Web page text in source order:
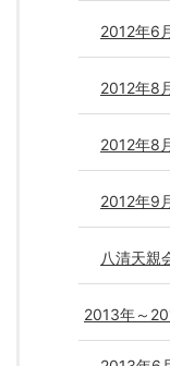
2012年6
2012年8
2012年8
2012年9
八清天親
2013年～